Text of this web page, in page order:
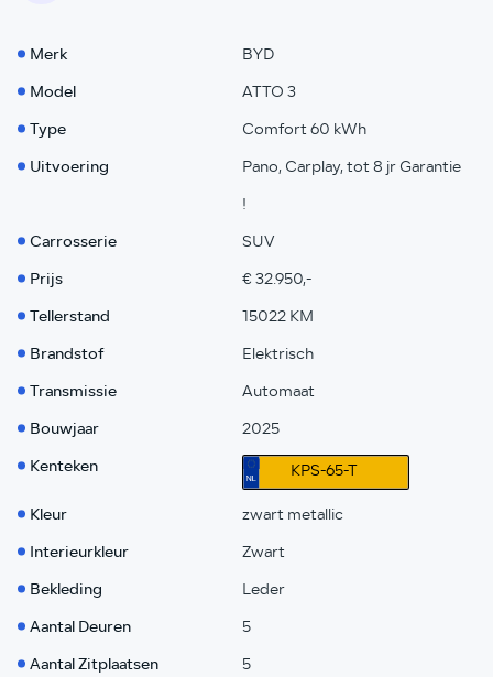
Merk
BYD
Model
ATTO 3
Type
Comfort 60 kWh
Uitvoering
Pano, Carplay, tot 8 jr Garantie
!
Carrosserie
SUV
Prijs
€ 32.950,-
Tellerstand
15022 KM
Brandstof
Elektrisch
Transmissie
Automaat
Bouwjaar
2025
Kenteken
KPS-65-T
Kleur
zwart metallic
Interieurkleur
Zwart
Bekleding
Leder
Aantal Deuren
5
Aantal Zitplaatsen
5